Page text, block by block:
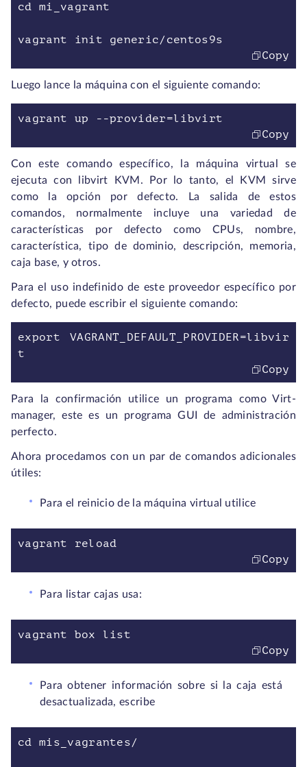
cd mi_vagrant
vagrant init generic/centos9s
Copy
Luego lance la máquina con el siguiente comando:
vagrant up --provider=libvirt
Copy
Con este comando específico, la máquina virtual se
ejecuta con libvirt KVM. Por lo tanto, el KVM sirve
como la opción por defecto. La salida de estos
comandos, normalmente incluye una variedad de
características por defecto como CPUs, nombre,
característica, tipo de dominio, descripción, memoria,
caja base, y otros.
Para el uso indefinido de este proveedor específico por
defecto, puede escribir el siguiente comando:
export VAGRANT_DEFAULT_PROVIDER=libvir
t
Copy
Para la confirmación utilice un programa como Virt-
manager, este es un programa GUI de administración
perfecto.
Ahora procedamos con un par de comandos adicionales
útiles:
Para el reinicio de la máquina virtual utilice
vagrant reload
Copy
Para listar cajas usa:
vagrant box list
Copy
Para obtener información sobre si la caja está
desactualizada, escribe
cd mis_vagrantes/